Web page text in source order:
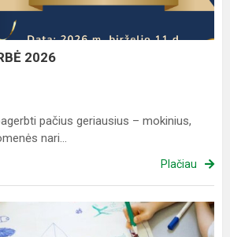
2026
pačius geriausius – mokinius,
nari...
Plačiau